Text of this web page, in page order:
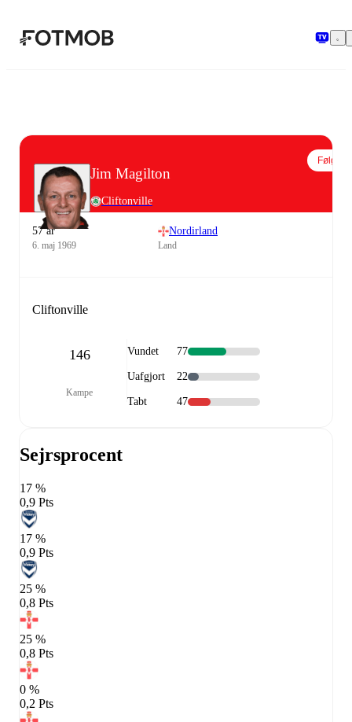
Jim Magilton
Cliftonville
Følg
57 år
6. maj 1969
Nordirland
Land
Cliftonville
146
Kampe
Vundet 77
Uafgjort 22
Tabt 47
Sejrsprocent
17 %
0,9 Pts
17 %
0,9 Pts
25 %
0,8 Pts
25 %
0,8 Pts
0 %
0,2 Pts